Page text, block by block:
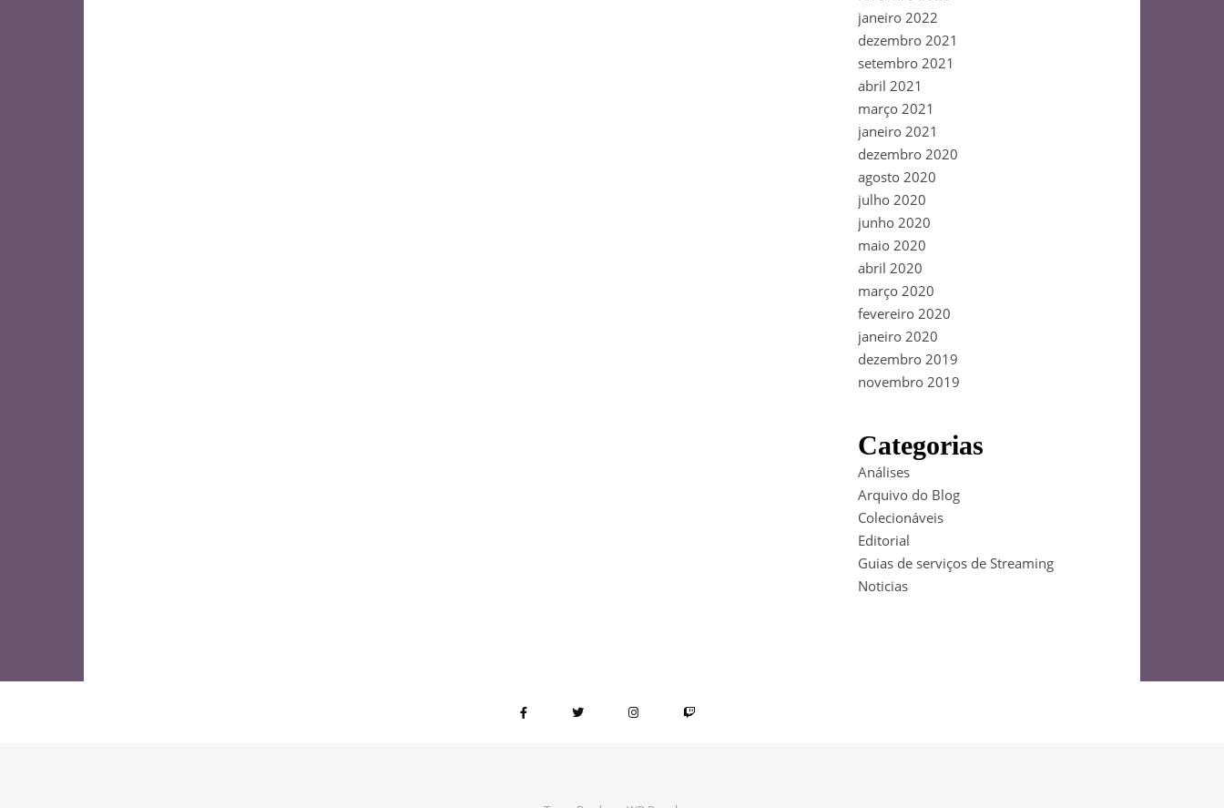
janeiro 2022
dezembro 2021
setembro 2021
abril 2021
março 2021
janeiro 2021
dezembro 2020
agosto 2020
julho 2020
junho 2020
maio 2020
abril 2020
março 2020
fevereiro 2020
janeiro 2020
dezembro 2019
novembro 2019
Categorias
Análises
Arquivo do Blog
Colecionáveis
Editorial
Guias de serviços de Streaming
Noticias